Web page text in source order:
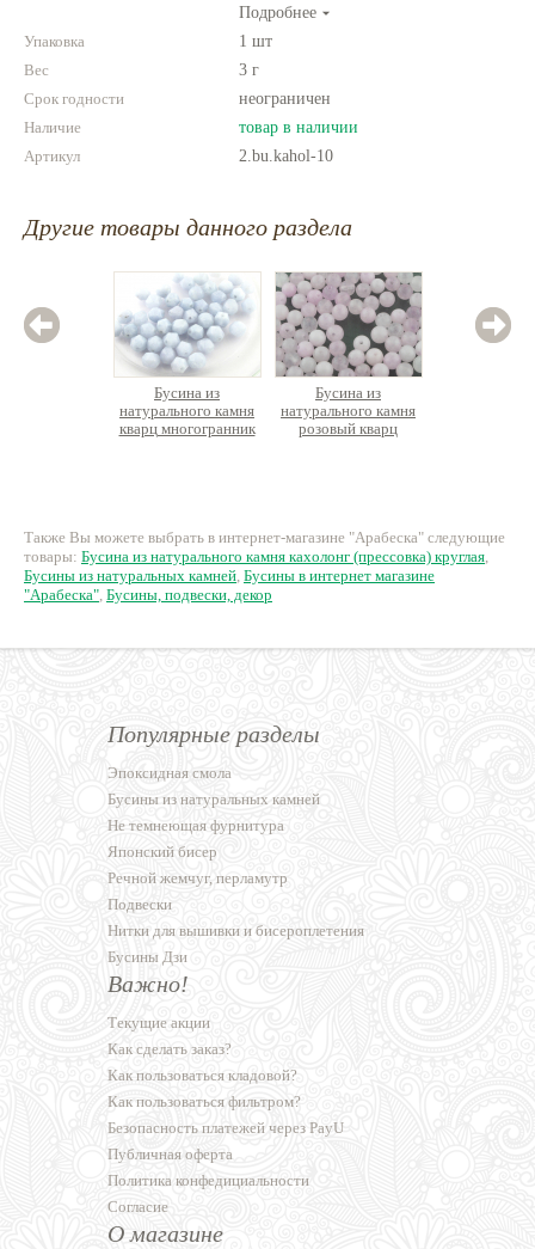
Комбинируйте различные цвета и
размеры. Фантазируйте!
Подробнее
Упаковка
1 шт
Вес
3 г
Срок годности
неограничен
Наличие
товар в наличии
Артикул
2.bu.kahol-10
Другие товары данного раздела
Бусина из
натурального камня
кварц многогранник
Бусина из
натурального камня
розовый кварц
Также Вы можете выбрать в интернет-магазине "Арабеска" следующие
товары: Бусина из натурального камня кахолонг (прессовка) круглая,
Бусины из натуральных камней, Бусины в интернет магазине
"Арабеска", Бусины, подвески, декор
Популярные разделы
Эпоксидная смола
Бусины из натуральных камней
Не темнеющая фурнитура
Японский бисер
Речной жемчуг, перламутр
Подвески
Нитки для вышивки и бисероплетения
Бусины Дзи
Важно!
Текущие акции
Как сделать заказ?
Как пользоваться кладовой?
Как пользоваться фильтром?
Безопасность платежей через PayU
Публичная оферта
Политика конфедициальности
Согласие
О магазине